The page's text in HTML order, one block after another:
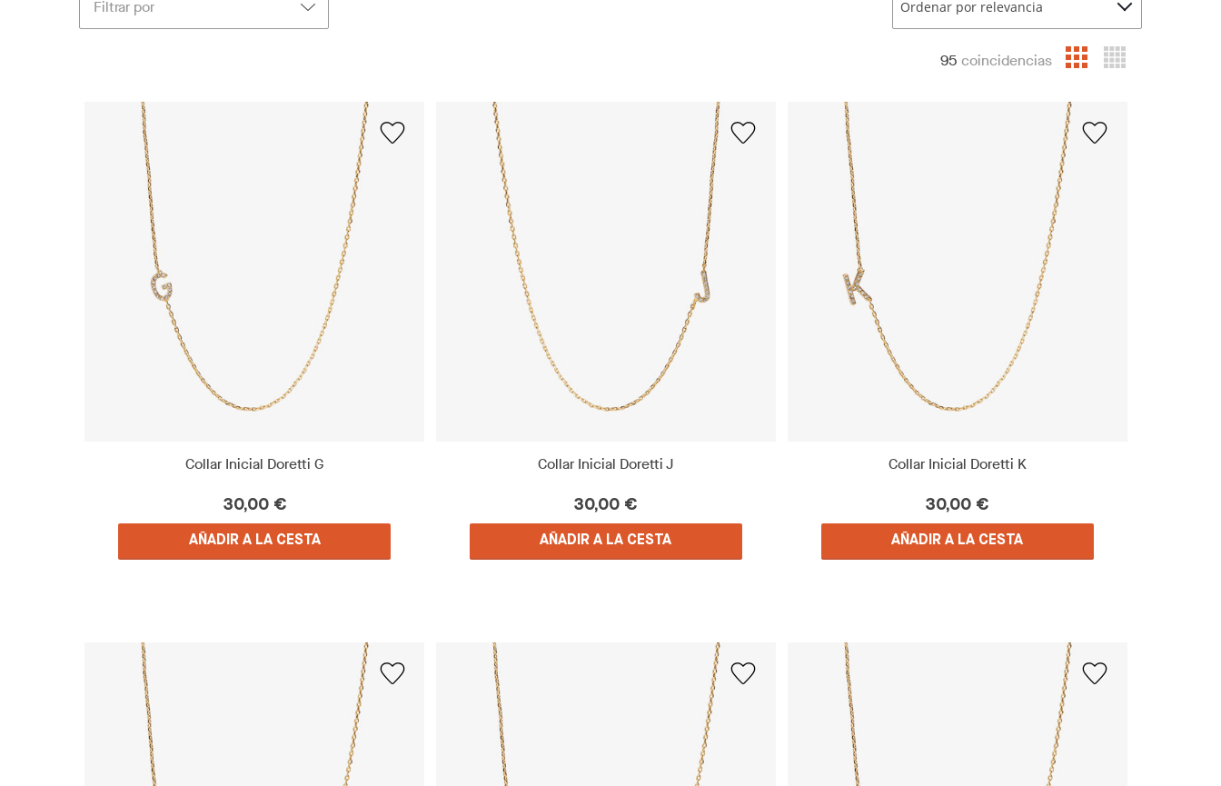
Filtrar por Ordenar por relevancia
95 coincidencias
Collar Inicial Doretti G
30,00 €
AÑADIR A LA CESTA
Collar Inicial Doretti J
30,00 €
AÑADIR A LA CESTA
Collar Inicial Doretti K
30,00 €
AÑADIR A LA CESTA